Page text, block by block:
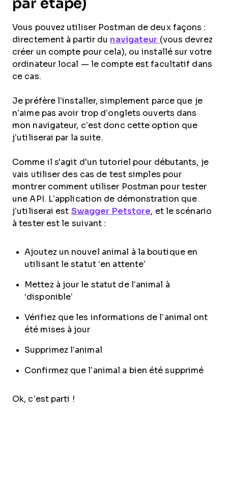
Vous pouvez utiliser Postman de deux façons :
directement à partir du navigateur (vous devrez
créer un compte pour cela), ou installé sur votre
ordinateur local — le compte est facultatif dans
ce cas.
Je préfère l’installer, simplement parce que je
n’aime pas avoir trop d’onglets ouverts dans
mon navigateur, c’est donc cette option que
j’utiliserai par la suite.
Comme il s'agit d'un tutoriel pour débutants, je
vais utiliser des cas de test simples pour
montrer comment utiliser Postman pour tester
une API. L’application de démonstration que
j’utiliserai est Swagger Petstore, et le scénario
à tester est le suivant :
Ajoutez un nouvel animal à la boutique en
utilisant le statut ‘en attente’
Mettez à jour le statut de l’animal à
‘disponible’
Vérifiez que les informations de l’animal ont
été mises à jour
Supprimez l’animal
Confirmez que l’animal a bien été supprimé
Ok, c’est parti !